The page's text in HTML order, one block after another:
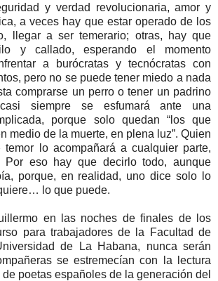
y verdad revolucionaria, amor y
a veces hay que estar operado de los
llegar a ser temerario; otras, hay que
y callado, esperando el momento
a burócratas y tecnócratas con
pero no se puede tener miedo a nada
comprarse un perro o tener un padrino
siempre se esfumará ante una
porque solo quedan “los que
medio de la muerte, en plena luz”. Quien
temor lo acompañará a cualquier parte,
Por eso hay que decirlo todo, aunque
porque, en realidad, uno dice solo lo
lo que puede.
en las noches de finales de los
para trabajadores de la Facultad de
de La Habana, nunca serán
se estremecían con la lectura
poetas españoles de la generación del